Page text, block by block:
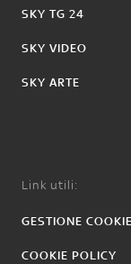
SKY TG 24
SKY VIDEO
SKY ARTE
Link utili:
GESTIONE COOKIE
COOKIE POLICY